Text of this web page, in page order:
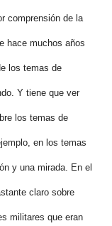
comprensión de la
hace muchos años
los temas de
Y tiene que ver
los temas de
en los temas
y una mirada. En el
claro sobre
militares que eran